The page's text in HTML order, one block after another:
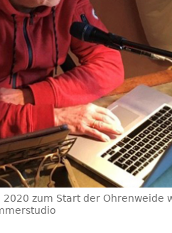
zum Start der Ohrenweide